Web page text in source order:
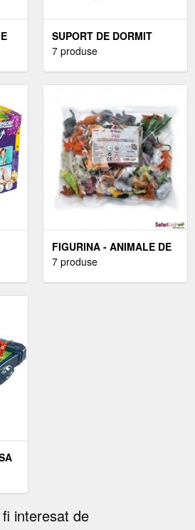
SUPORT DE DORMIT
MINKY WOMAR ZAFFIRO
7 produse
FIGURINA - ANIMALE DE
COMPANIE
7 produse
interesat de